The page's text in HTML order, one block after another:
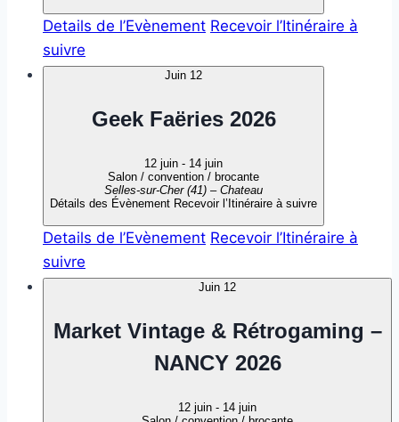
Details de l’Evènement Recevoir l’Itinéraire à
suivre
Juin 12
Geek Faëries 2026
12 juin - 14 juin
Salon / convention / brocante
Selles-sur-Cher (41) – Chateau
Détails des Évènement Recevoir l’Itinéraire à suivre
Details de l’Evènement Recevoir l’Itinéraire à
suivre
Juin 12
Market Vintage & Rétrogaming –
NANCY 2026
12 juin - 14 juin